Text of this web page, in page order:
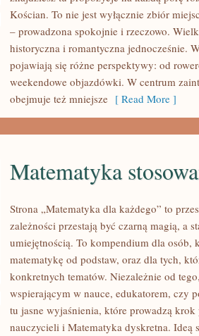
ŚRODA
WIELKOPOLSKA
Kościan. To nie jest wyłącznie zbiór
– prowadzona spokojnie i rzeczowo.
historyczna i romantyczna jednocześnie.
pojawiają się różne perspektywy: od
weekendowe objazdówki. W centrum
obejmuje też mniejsze [ Read More ]
MATEMATYKA
STOSOWANA
Matematyka
Strona „Matematyka dla każdego” to
zależności przestają być czarną magią, a
umiejętnością. To kompendium dla osób,
matematykę od podstaw, oraz dla tych,
konkretnych tematów. Niezależnie od
wspierającym w nauce, edukatorem, czy
tu jasne wyjaśnienia, które prowadzą
nauczycieli i Matematyka dyskretna. Ideą